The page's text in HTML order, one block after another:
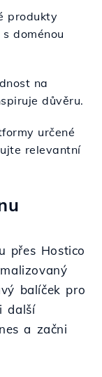
produkty
doménou
na
důvěru.
určené
relevantní
přes Hostico
balíček pro
další
a začni